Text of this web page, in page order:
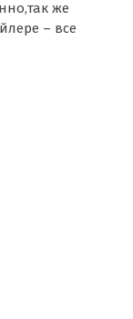
же
– все